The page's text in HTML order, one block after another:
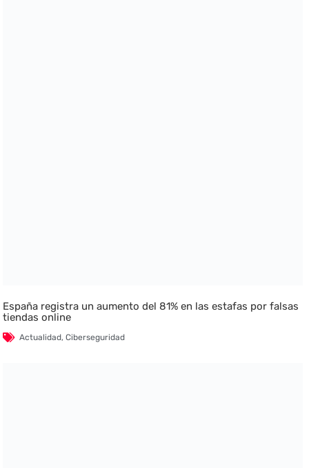
España registra un aumento del 81% en las estafas por falsas
tiendas online
Actualidad,Ciberseguridad